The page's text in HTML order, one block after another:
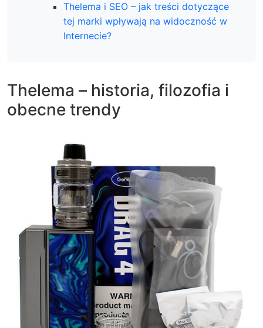
Thelema i SEO – jak treści dotyczące
tej marki wpływają na widoczność w
Internecie?
Thelema – historia, filozofia i
obecne trendy